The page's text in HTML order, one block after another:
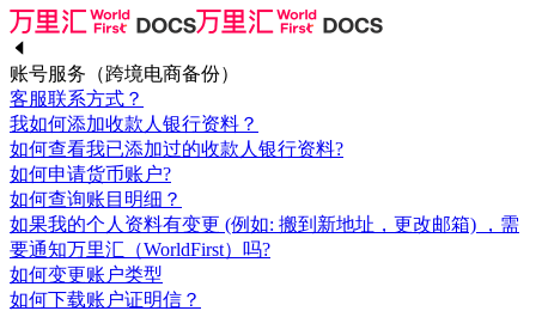
账号服务（跨境电商备份）
客服联系方式？
我如何添加收款人银行资料？
如何查看我已添加过的收款人银行资料?
如何申请货币账户?
如何查询账目明细？
如果我的个人资料有变更 (例如: 搬到新地址，更改邮箱) ，需
要通知万里汇（WorldFirst）吗?
如何变更账户类型
如何下载账户证明信？